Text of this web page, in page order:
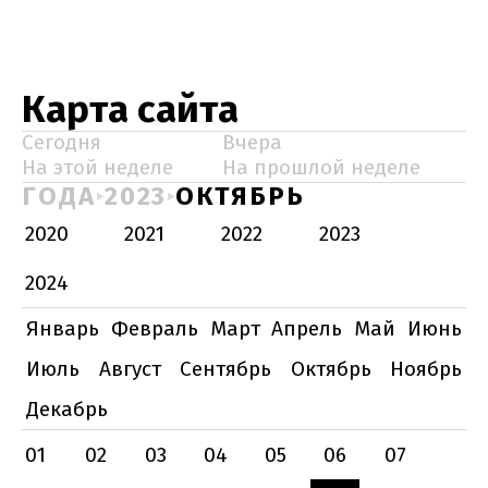
Карта сайта
Сегодня
Вчера
На этой неделе
На прошлой неделе
ГОДА 2023 ОКТЯБРЬ
2020 2021 2022
2023
2024
Январь Февраль Март Апрель Май
Июнь
Июль
Август Сентябрь Октябрь
Ноябрь
Декабрь
01
02 03 04 05 06 07